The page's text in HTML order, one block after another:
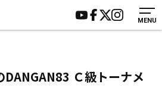
MENU
施設紹介
会員様の声Ｃ級トーナメ